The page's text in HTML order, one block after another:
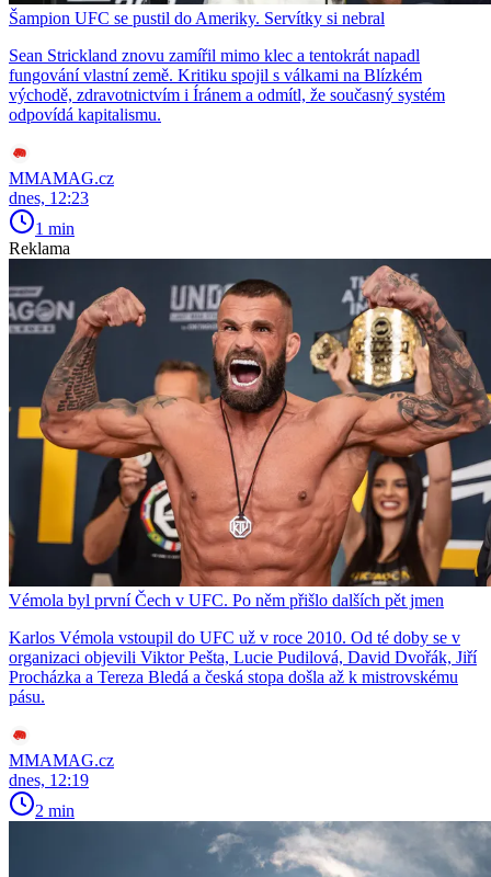
Šampion UFC se pustil do Ameriky. Servítky si nebral
Sean Strickland znovu zamířil mimo klec a tentokrát napadl
fungování vlastní země. Kritiku spojil s válkami na Blízkém
východě, zdravotnictvím i Íránem a odmítl, že současný systém
odpovídá kapitalismu.
MMAMAG.cz
dnes, 12:23
1 min
Reklama
Vémola byl první Čech v UFC. Po něm přišlo dalších pět jmen
Karlos Vémola vstoupil do UFC už v roce 2010. Od té doby se v
organizaci objevili Viktor Pešta, Lucie Pudilová, David Dvořák, Jiří
Procházka a Tereza Bledá a česká stopa došla až k mistrovskému
pásu.
MMAMAG.cz
dnes, 12:19
2 min